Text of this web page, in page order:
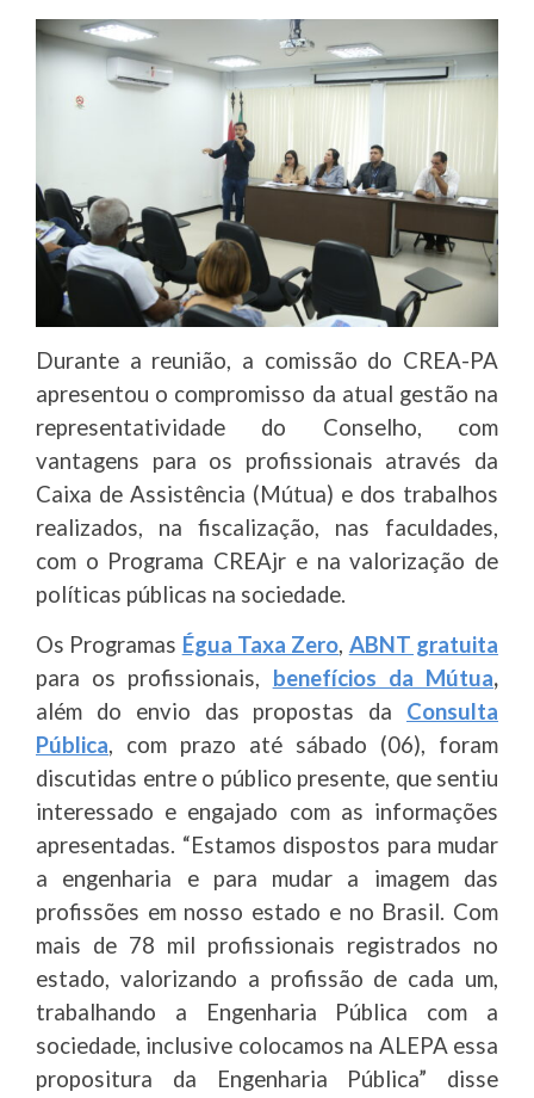
Durante a reunião, a comissão do CREA-PA
apresentou o compromisso da atual gestão na
representatividade do Conselho, com
vantagens para os profissionais através da
Caixa de Assistência (Mútua) e dos trabalhos
realizados, na fiscalização, nas faculdades,
com o Programa CREAjr e na valorização de
políticas públicas na sociedade.
Os Programas Égua Taxa Zero, ABNT gratuita
para os profissionais, benefícios da Mútua,
além do envio das propostas da Consulta
Pública, com prazo até sábado (06), foram
discutidas entre o público presente, que sentiu
interessado e engajado com as informações
apresentadas. “Estamos dispostos para mudar
a engenharia e para mudar a imagem das
profissões em nosso estado e no Brasil. Com
mais de 78 mil profissionais registrados no
estado, valorizando a profissão de cada um,
trabalhando a Engenharia Pública com a
sociedade, inclusive colocamos na ALEPA essa
propositura da Engenharia Pública” disse